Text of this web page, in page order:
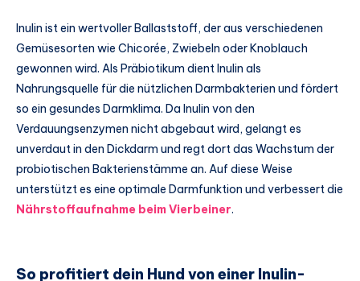
Inulin ist ein wertvoller Ballaststoff, der aus verschiedenen
Gemüsesorten wie Chicorée, Zwiebeln oder Knoblauch
gewonnen wird. Als Präbiotikum dient Inulin als
Nahrungsquelle für die nützlichen Darmbakterien und fördert
so ein gesundes Darmklima. Da Inulin von den
Verdauungsenzymen nicht abgebaut wird, gelangt es
unverdaut in den Dickdarm und regt dort das Wachstum der
probiotischen Bakterienstämme an. Auf diese Weise
unterstützt es eine optimale Darmfunktion und verbessert die
Nährstoffaufnahme beim Vierbeiner.
So profitiert dein Hund von einer Inulin-